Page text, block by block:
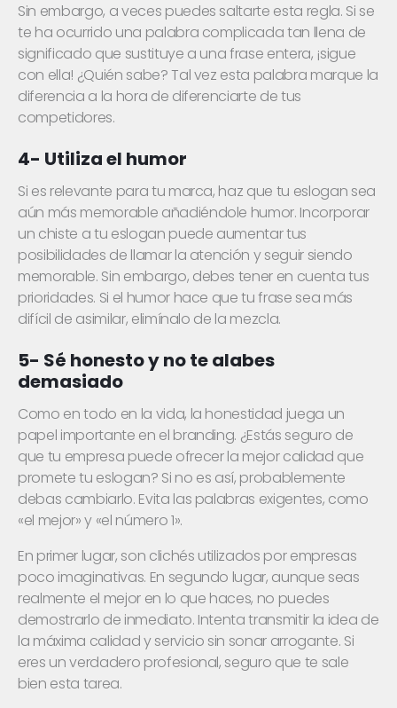
Sin embargo, a veces puedes saltarte esta regla. Si se
te ha ocurrido una palabra complicada tan llena de
significado que sustituye a una frase entera, ¡sigue
con ella! ¿Quién sabe? Tal vez esta palabra marque la
diferencia a la hora de diferenciarte de tus
competidores.
4- Utiliza el humor
Si es relevante para tu marca, haz que tu eslogan sea
aún más memorable añadiéndole humor. Incorporar
un chiste a tu eslogan puede aumentar tus
posibilidades de llamar la atención y seguir siendo
memorable. Sin embargo, debes tener en cuenta tus
prioridades. Si el humor hace que tu frase sea más
difícil de asimilar, elimínalo de la mezcla.
5- Sé honesto y no te alabes
demasiado
Como en todo en la vida, la honestidad juega un
papel importante en el branding. ¿Estás seguro de
que tu empresa puede ofrecer la mejor calidad que
promete tu eslogan? Si no es así, probablemente
debas cambiarlo. Evita las palabras exigentes, como
«el mejor» y «el número 1».
En primer lugar, son clichés utilizados por empresas
poco imaginativas. En segundo lugar, aunque seas
realmente el mejor en lo que haces, no puedes
demostrarlo de inmediato. Intenta transmitir la idea de
la máxima calidad y servicio sin sonar arrogante. Si
eres un verdadero profesional, seguro que te sale
bien esta tarea.